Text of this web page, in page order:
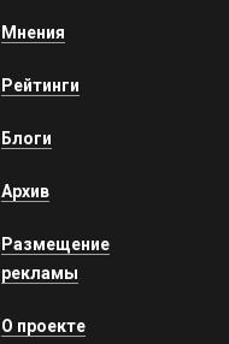
Мнения
Рейтинги
Блоги
Архив
Размещение
рекламы
О проекте